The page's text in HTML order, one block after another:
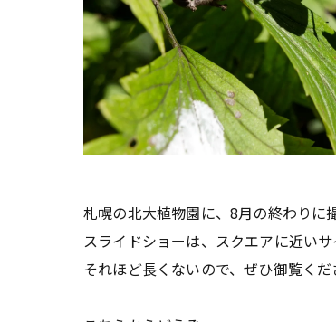
札幌の北大植物園に、8月の終わりに
スライドショーは、スクエアに近い
それほど長くないので、ぜひ御覧くだ